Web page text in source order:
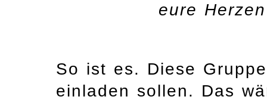
eure
So ist es. Diese
einladen sollen. Das